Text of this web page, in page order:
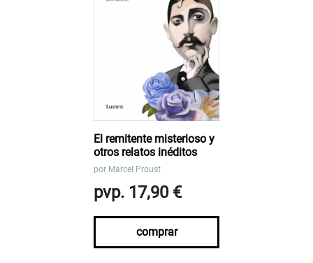
El remitente misterioso y
otros relatos inéditos
por Marcel Proust
pvp. 17,90 €
comprar